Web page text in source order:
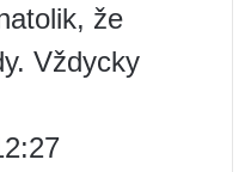
že
Vždycky